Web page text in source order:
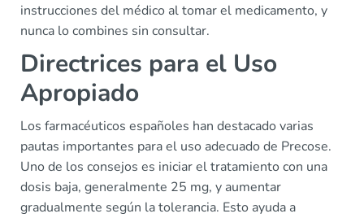
instrucciones del médico al tomar el medicamento, y
nunca lo combines sin consultar.
Directrices para el Uso
Apropiado
Los farmacéuticos españoles han destacado varias
pautas importantes para el uso adecuado de Precose.
Uno de los consejos es iniciar el tratamiento con una
dosis baja, generalmente 25 mg, y aumentar
gradualmente según la tolerancia. Esto ayuda a